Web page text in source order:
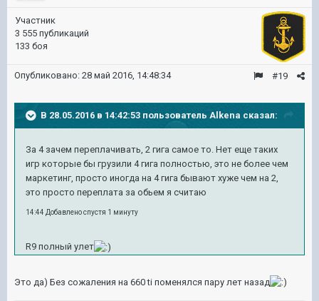
Участник
3 555 публикаций
133 боя
#19
Опубликовано: 28 май 2016, 14:48:34
В 28.05.2016 в 14:42:53 пользователь Alkena сказал:
За 4 зачем переплачивать, 2 гига самое то. Нет еще таких
игр которые бы грузили 4 гига полностью, это не более чем
маркетинг, просто иногда на 4 гига бывают хуже чем на 2,
это просто переплата за обьем я считаю
14:44 Добавлено спустя 1 минуту
R9 полный улет
Это да) Без сожаления на 660 ti поменялся пару лет назад